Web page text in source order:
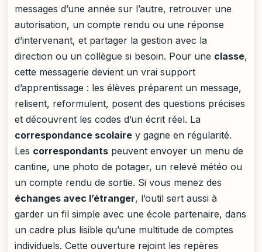
messages d’une année sur l’autre, retrouver une
autorisation, un compte rendu ou une réponse
d’intervenant, et partager la gestion avec la
direction ou un collègue si besoin. Pour une classe,
cette messagerie devient un vrai support
d’apprentissage : les élèves préparent un message,
relisent, reformulent, posent des questions précises
et découvrent les codes d’un écrit réel. La
correspondance scolaire y gagne en régularité.
Les correspondants peuvent envoyer un menu de
cantine, une photo de potager, un relevé météo ou
un compte rendu de sortie. Si vous menez des
échanges avec l’étranger, l’outil sert aussi à
garder un fil simple avec une école partenaire, dans
un cadre plus lisible qu’une multitude de comptes
individuels. Cette ouverture rejoint les repères